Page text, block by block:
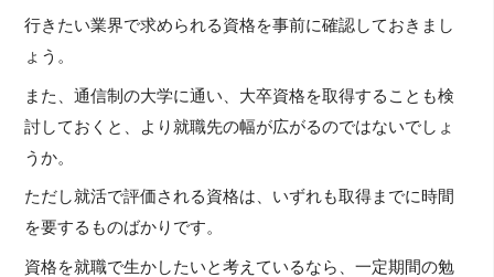
行きたい業界で求められる資格を事前に確認しておきまし
ょう。
また、通信制の大学に通い、大卒資格を取得することも検
討しておくと、より就職先の幅が広がるのではないでしょ
うか。
ただし就活で評価される資格は、いずれも取得までに時間
を要するものばかりです。
資格を就職で生かしたいと考えているなら、一定期間の勉